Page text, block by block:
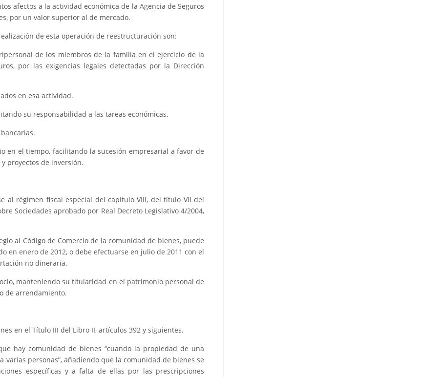
afectos a la actividad económica de la Agencia de Seguros
por un valor superior al de mercado.
de esta operación de reestructuración son:
de los miembros de la familia en el ejercicio de la
por las exigencias legales detectadas por la Dirección
en esa actividad.
su responsabilidad a las tareas económicas.
en el tiempo, facilitando la sucesión empresarial a favor de
proyectos de inversión.
al régimen fiscal especial del capítulo VIII, del título VII del
Sociedades aprobado por Real Decreto Legislativo 4/2004,
al Código de Comercio de la comunidad de bienes, puede
en enero de 2012, o debe efectuarse en julio de 2011 con el
no dineraria.
manteniendo su titularidad en el patrimonio personal de
de arrendamiento.
en el Título III del Libro II, artículos 392 y siguientes.
hay comunidad de bienes “cuando la propiedad de una
varias personas”, añadiendo que la comunidad de bienes se
específicas y a falta de ellas por las prescripciones